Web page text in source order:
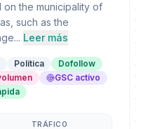
the municipality of
such as the
Leer más
Política
Dofollow
GSC activo
TRÁFICO